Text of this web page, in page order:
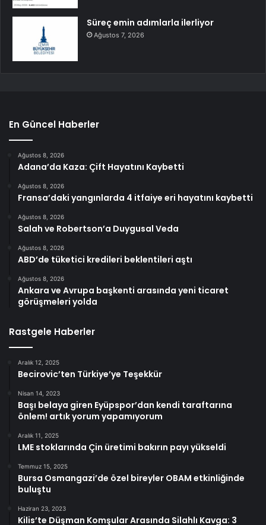
Süreç emin adımlarla ilerliyor
Ağustos 7, 2026
En Güncel Haberler
Ağustos 8, 2026
Adana’da Kaza: Çift Hayatını Kaybetti
Ağustos 8, 2026
Fransa’daki yangınlarda 4 itfaiye eri hayatını kaybetti
Ağustos 8, 2026
Salah ve Robertson’a Duygusal Veda
Ağustos 8, 2026
ABD’de tüketici kredileri beklentileri aştı
Ağustos 8, 2026
Ankara ve Avrupa başkenti arasında yeni ticaret
görüşmeleri yolda
Rastgele Haberler
Aralık 12, 2025
Becirovic’ten Türkiye’ye Teşekkür
Nisan 14, 2023
Başı belaya giren Eyüpspor’dan kendi taraftarına
önlem! artık yorum yapamıyorum
Aralık 11, 2025
LME stoklarında Çin üretimi bakırın payı yükseldi
Temmuz 15, 2025
Bursa Osmangazi’de özel bireyler OBAM etkinliğinde
buluştu
Haziran 23, 2023
Kilis’te Düşman Komşular Arasında Silahlı Kavga: 3